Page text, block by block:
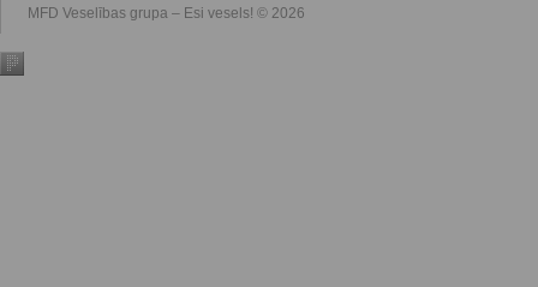
MFD Veselības grupa – Esi vesels! © 2026